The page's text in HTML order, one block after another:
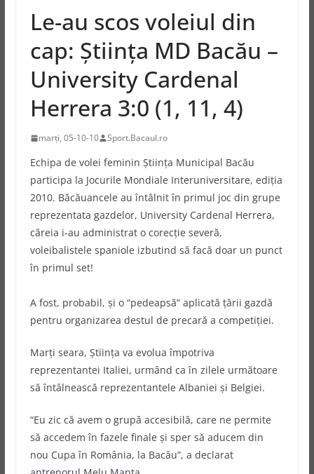
Le-au scos voleiul din
cap: Ştiinţa MD Bacău –
University Cardenal
Herrera 3:0 (1, 11, 4)
marți, 05-10-10 Sport.Bacaul.ro
Echipa de volei feminin Ştiinţa Municipal Bacău
participa la Jocurile Mondiale Interuniversitare, ediţia
2010. Băcăuancele au întâlnit în primul joc din grupe
reprezentata gazdelor, University Cardenal Herrera,
căreia i-au administrat o corecţie severă,
voleibalistele spaniole izbutind să facă doar un punct
în primul set!
A fost, probabil, şi o “pedeapsă” aplicată ţării gazdă
pentru organizarea destul de precară a competiţiei.
Marţi seara, Ştiinţa va evolua împotriva
reprezentantei Italiei, urmând ca în zilele următoare
să întâlnească reprezentantele Albaniei şi Belgiei.
“Eu zic că avem o grupă accesibilă, care ne permite
să accedem în fazele finale şi sper să aducem din
nou Cupa în România, la Bacău”, a declarat